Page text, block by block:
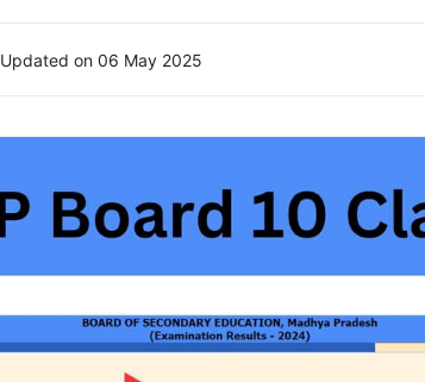
Updated on 06 May 2025